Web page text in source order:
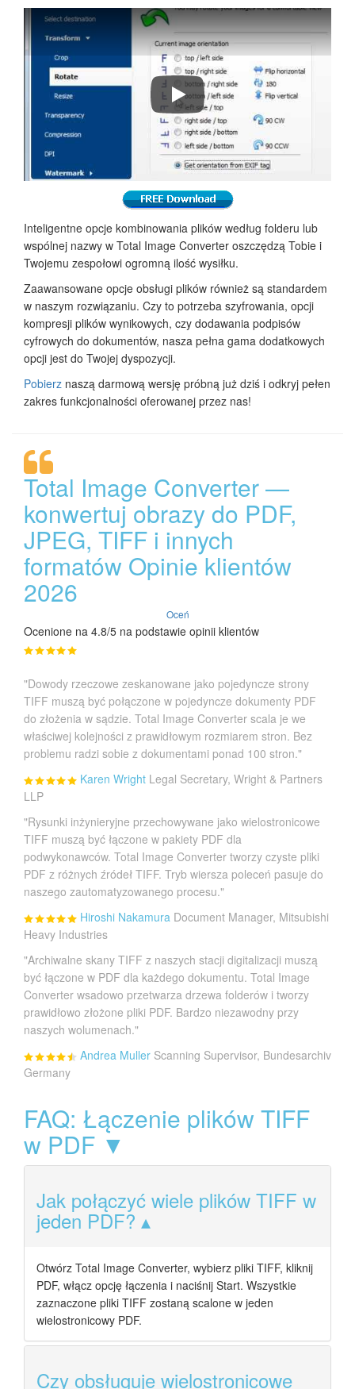
Jak konwertować obrazy RAW
Inteligentne opcje kombinowania plików według folderu lub
wspólnej nazwy w Total Image Converter oszczędzą Tobie i
Twojemu zespołowi ogromną ilość wysiłku.
Zaawansowane opcje obsługi plików również są standardem
w naszym rozwiązaniu. Czy to potrzeba szyfrowania, opcji
kompresji plików wynikowych, czy dodawania podpisów
cyfrowych do dokumentów, nasza pełna gama dodatkowych
opcji jest do Twojej dyspozycji.
Pobierz naszą darmową wersję próbną już dziś i odkryj pełen
zakres funkcjonalności oferowanej przez nas!
Total Image Converter —
konwertuj obrazy do PDF,
JPEG, TIFF i innych
formatów Opinie klientów
2026
Oceń
Ocenione na 4.8/5 na podstawie opinii klientów
"Dowody rzeczowe zeskanowane jako pojedyncze strony
TIFF muszą być połączone w pojedyncze dokumenty PDF
do złożenia w sądzie. Total Image Converter scala je we
właściwej kolejności z prawidłowym rozmiarem stron. Bez
problemu radzi sobie z dokumentami ponad 100 stron."
Karen Wright Legal Secretary, Wright & Partners
LLP
"Rysunki inżynieryjne przechowywane jako wielostronicowe
TIFF muszą być łączone w pakiety PDF dla
podwykonawców. Total Image Converter tworzy czyste pliki
PDF z różnych źródeł TIFF. Tryb wiersza poleceń pasuje do
naszego zautomatyzowanego procesu."
Hiroshi Nakamura Document Manager, Mitsubishi
Heavy Industries
"Archiwalne skany TIFF z naszych stacji digitalizacji muszą
być łączone w PDF dla każdego dokumentu. Total Image
Converter wsadowo przetwarza drzewa folderów i tworzy
prawidłowo złożone pliki PDF. Bardzo niezawodny przy
naszych wolumenach."
Andrea Muller Scanning Supervisor, Bundesarchiv
Germany
FAQ: Łączenie plików TIFF
w PDF ▼
Jak połączyć wiele plików TIFF w
jeden PDF?
Otwórz Total Image Converter, wybierz pliki TIFF, kliknij
PDF, włącz opcję łączenia i naciśnij Start. Wszystkie
zaznaczone pliki TIFF zostaną scalone w jeden
wielostronicowy PDF.
Czy obsługuje wielostronicowe